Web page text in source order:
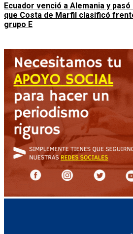
Ecuador venció a Alemania y
que Costa de Marfil clasificó
grupo E